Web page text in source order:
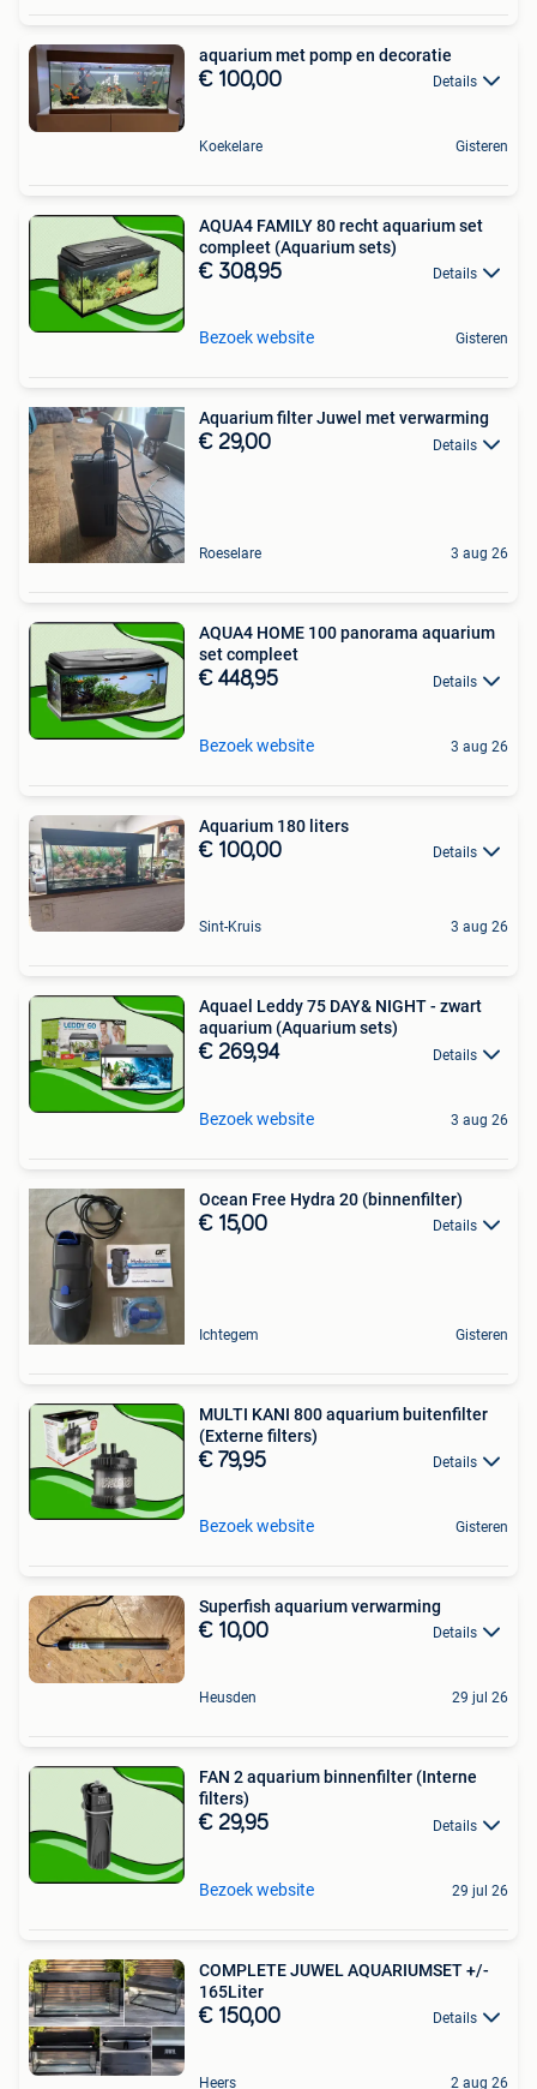
aquarium met pomp en decoratie
€ 100,00 Details
Koekelare Gisteren
AQUA4 FAMILY 80 recht aquarium set
compleet (Aquarium sets)
€ 308,95 Details
Bezoek website Gisteren
Aquarium filter Juwel met verwarming
€ 29,00 Details
Roeselare 3 aug 26
AQUA4 HOME 100 panorama aquarium
set compleet
€ 448,95 Details
Bezoek website 3 aug 26
Aquarium 180 liters
€ 100,00 Details
Sint-Kruis 3 aug 26
Aquael Leddy 75 DAY& NIGHT - zwart
aquarium (Aquarium sets)
€ 269,94 Details
Bezoek website 3 aug 26
Ocean Free Hydra 20 (binnenfilter)
€ 15,00 Details
Ichtegem Gisteren
MULTI KANI 800 aquarium buitenfilter
(Externe filters)
€ 79,95 Details
Bezoek website Gisteren
Superfish aquarium verwarming
€ 10,00 Details
Heusden 29 jul 26
FAN 2 aquarium binnenfilter (Interne
filters)
€ 29,95 Details
Bezoek website 29 jul 26
COMPLETE JUWEL AQUARIUMSET +/-
165Liter
€ 150,00 Details
Heers 2 aug 26